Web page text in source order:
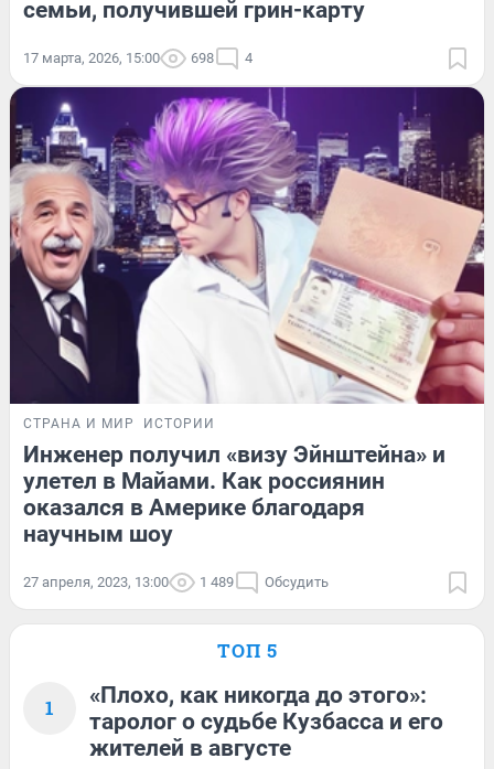
семьи, получившей грин-карту
17 марта, 2026, 15:00 698 4
СТРАНА И МИР ИСТОРИИ
Инженер получил «визу Эйнштейна» и
улетел в Майами. Как россиянин
оказался в Америке благодаря
научным шоу
27 апреля, 2023, 13:00 1 489 Обсудить
ТОП 5
1
«Плохо, как никогда до этого»:
таролог о судьбе Кузбасса и его
жителей в августе